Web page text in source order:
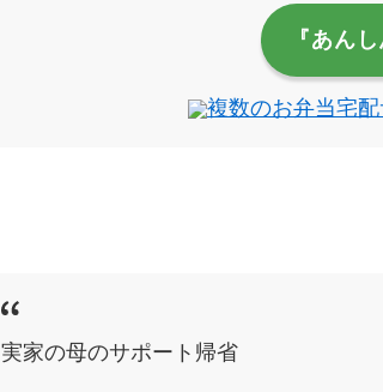
『あん
複数のお弁当宅
実家の母のサポート帰省